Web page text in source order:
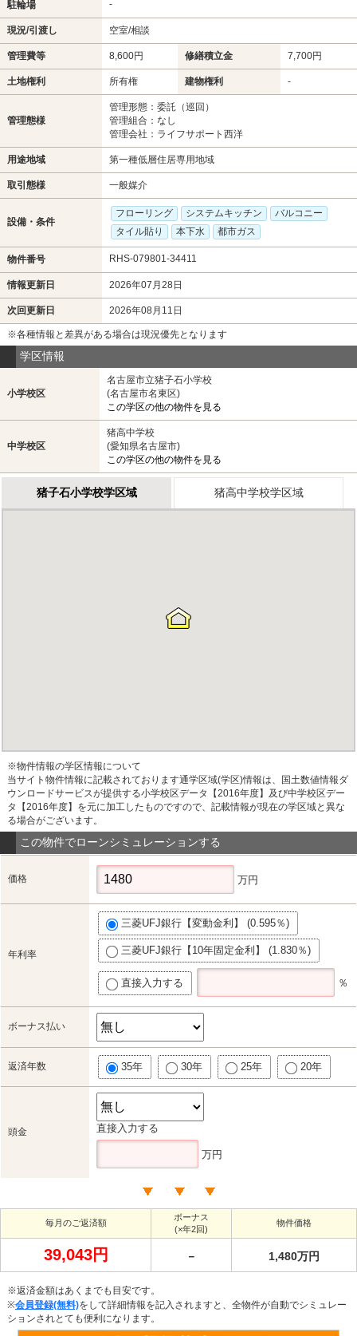
駐輪場 -
現況/引渡し 空室/相談
管理費等 8,600円 修繕積立金 7,700円
土地権利 所有権 建物権利 -
管理態様
管理形態：委託（巡回）
管理組合：なし
管理会社：ライフサポート西洋
用途地域 第一種低層住居専用地域
取引態様 一般媒介
設備・条件
フローリング システムキッチン
バルコニー
タイル貼り
本下水 都市ガス
物件番号 RHS-079801-34411
情報更新日 2026年07月28日
次回更新日 2026年08月11日
※各種情報と差異がある場合は現況優先となります
学区情報
小学校区
名古屋市立猪子石小学校
(名古屋市名東区)
この学区の他の物件を見る
中学校区
猪高中学校
(愛知県名古屋市)
この学区の他の物件を見る
猪子石小学校学区域 猪高中学校学区域
※物件情報の学区情報について
当サイト物件情報に記載されております通学区域(学区)情報は、国土数値情報ダ
ウンロードサービスが提供する小学校区データ【2016年度】及び中学校区デー
タ【2016年度】を元に加工したものですので、記載情報が現在の学区域と異な
る場合がございます。
この物件でローンシミュレーションする
価格 万円
年利率
三菱UFJ銀行【変動金利】 (0.595％)
三菱UFJ銀行【10年固定金利】 (1.830％)
直接入力する ％
ボーナス払い
返済年数 35年 30年 25年 20年
頭金 直接入力する
万円
毎月のご返済額
ボーナス
(×年2回)
物件価格
39,043円 － 1,480万円
※返済金額はあくまでも目安です。
※会員登録(無料)をして詳細情報を記入されますと、全物件が自動でシミュレー
ションされとても便利になります。